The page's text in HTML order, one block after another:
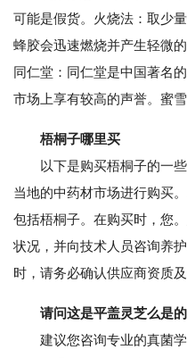
可能是假货。火烧法：取少
蜂胶会迅速燃烧并产生轻微
同仁堂：同仁堂是中国著名
市场上享有较高的声誉。蜜
梧桐子哪里买
以下是购买梧桐子的一些
当地的中药材市场进行购买
包括梧桐子。在购买时，您
状况，并向技术人员咨询养
时，请务必确认供应商资质
请问这是平盖灵芝么是
建议您咨询专业的真菌学